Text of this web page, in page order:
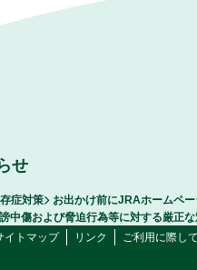
せ
症対策
お出かけ前にJRAホームペ
中傷および脅迫行為等に対する厳正
イトマップ リンク ご利用に際し